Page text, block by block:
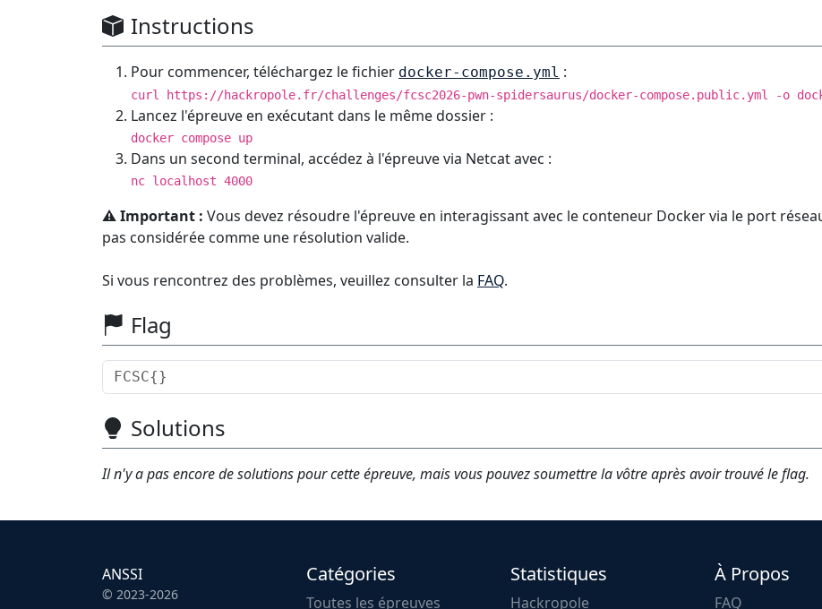
Instructions
Pour commencer, téléchargez le fichier docker-compose.yml :
curl https://hackropole.fr/challenges/fcsc2026-pwn-spidersaurus/docker-compose.public.yml -o
Lancez l'épreuve en exécutant dans le même dossier :
docker compose up
Dans un second terminal, accédez à l'épreuve via Netcat avec :
nc localhost 4000
⚠️ Important : Vous devez résoudre l'épreuve en interagissant avec le conteneur Docker via le port
pas considérée comme une résolution valide.
Si vous rencontrez des problèmes, veuillez consulter la FAQ.
Flag
Solutions
Il n'y a pas encore de solutions pour cette épreuve, mais vous pouvez soumettre la vôtre après avoir trouvé le flag.
ANSSI
© 2023-2026
Catégories
Toutes les épreuves
Statistiques
Hackropole
À Propos
FAQ